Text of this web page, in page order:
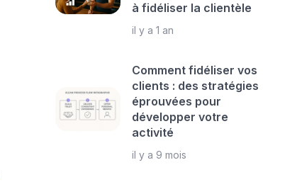
à fidéliser la clientèle
il y a 1 an
Comment fidéliser vos
clients : des stratégies
éprouvées pour
développer votre
activité
il y a 9 mois